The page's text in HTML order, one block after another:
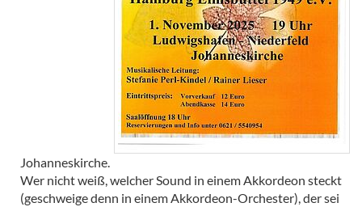
Johanneskirche.
Wer nicht weiß, welcher Sound in einem Akkordeon steckt
(geschweige denn in einem Akkordeon-Orchester), der sei